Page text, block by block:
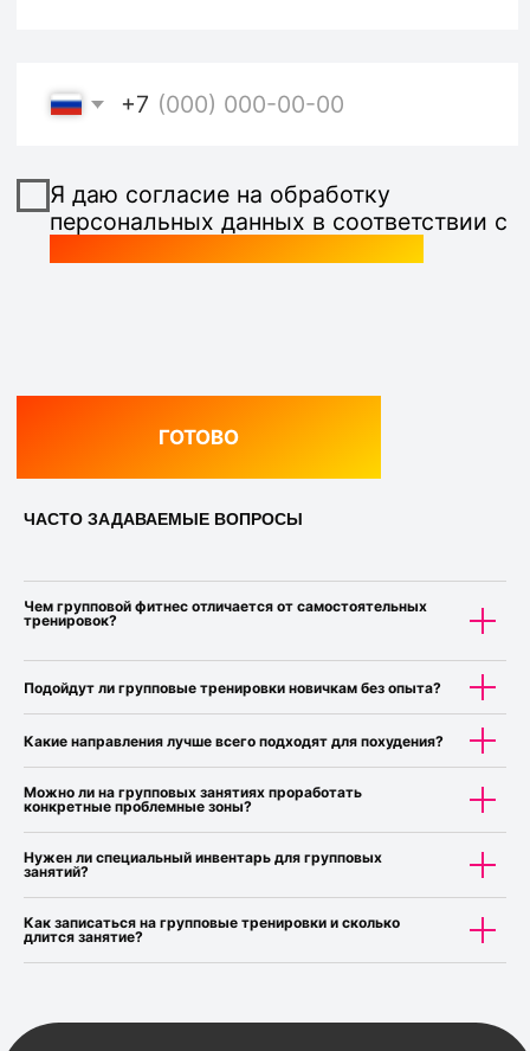
ЧАСТО ЗАДАВАЕМЫЕ ВОПРОСЫ
Чем групповой фитнес отличается от самостоятельных
тренировок?
Подойдут ли групповые тренировки новичкам без опыта?
Какие направления лучше всего подходят для похудения?
Можно ли на групповых занятиях проработать
конкретные проблемные зоны?
Нужен ли специальный инвентарь для групповых
занятий?
Как записаться на групповые тренировки и сколько
длится занятие?